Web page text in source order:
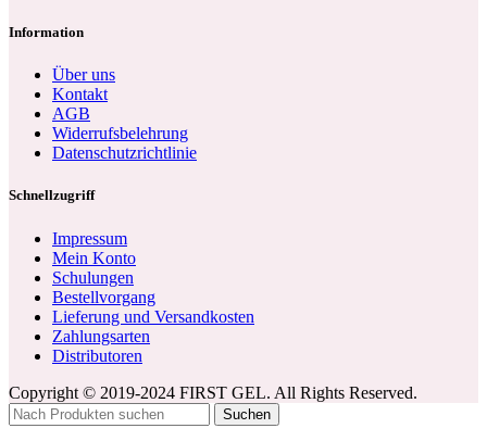
Information
Über uns
Kontakt
AGB
Widerrufsbelehrung
Datenschutzrichtlinie
Schnellzugriff
Impressum
Mein Konto
Schulungen
Bestellvorgang
Lieferung und Versandkosten
Zahlungsarten
Distributoren
Copyright © 2019-2024 FIRST GEL. All Rights Reserved.
Suchen